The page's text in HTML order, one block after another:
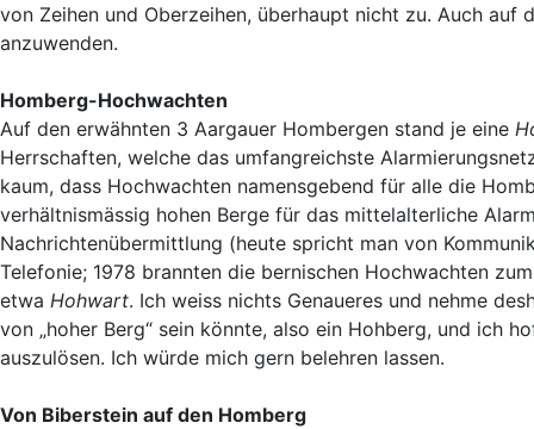
von Zeihen und Oberzeihen, überhaupt nicht zu. Auch
anzuwenden.
Homberg-Hochwachten
Auf den erwähnten 3 Aargauer Hombergen stand je eine
Herrschaften, welche das umfangreichste
kaum, dass Hochwachten namensgebend für alle die
verhältnismässig hohen Berge für das mittelalterliche
Nachrichtenübermittlung (heute spricht man von
Telefonie; 1978 brannten die bernischen Hochwachten
etwa Hohwart. Ich weiss nichts Genaueres und nehme
von „hoher Berg“ sein könnte, also ein Hohberg, und ich
auszulösen. Ich würde mich gern belehren lassen.
Von Biberstein auf den Homberg